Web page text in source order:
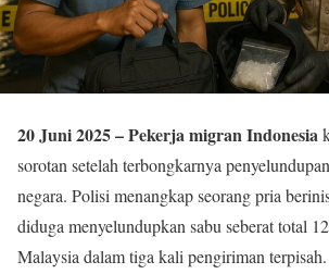
20 Juni 2025 –Pekerja migran Indonesia
sorotan setelah terbongkarnya
negara. Polisi menangkap seorang pria
diduga menyelundupkan sabu seberat total
Malaysia dalam tiga kali pengiriman terpisah.